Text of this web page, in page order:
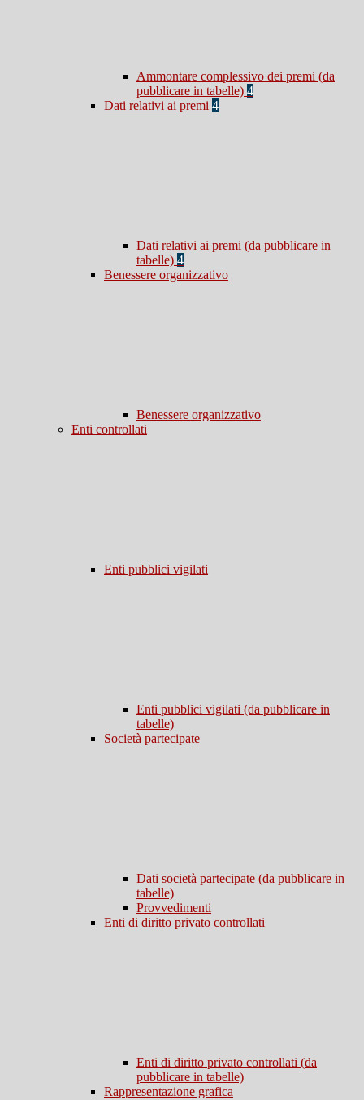
Ammontare complessivo dei premi (da
pubblicare in tabelle) 4
Dati relativi ai premi 4
Dati relativi ai premi (da pubblicare in
tabelle) 4
Benessere organizzativo
Benessere organizzativo
Enti controllati
Enti pubblici vigilati
Enti pubblici vigilati (da pubblicare in
tabelle)
Società partecipate
Dati società partecipate (da pubblicare in
tabelle)
Provvedimenti
Enti di diritto privato controllati
Enti di diritto privato controllati (da
pubblicare in tabelle)
Rappresentazione grafica